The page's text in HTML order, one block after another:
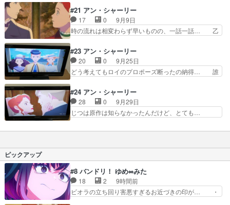
陰流の男」第41話「その… 自分のルーツを辿る
って大切なことなんだな… 白馬のギルバートでえ
えやんけチャリカスは…
もう涙ボロボロ・・。命の灯が消えゆ… ルビー
「思ってたより悪くないわ」ルビー回… この作品
は人の「死」をちゃんと描いてる。… ルビーちゃ
んとても元気な子だったのに難病… 小さい頃から
にあった生家訪問と両親の死… ダイアナのハム口
かわいい今回は口角に特徴… マシュウの時もそう
でしたが、やっぱり“死…
#21 アン・シャーリー
17 0
9月9日
時の流れは相変わらず早いものの、一話一話… 乙
場のイケメン王子キャラ ギルバートに… 今回は
絵が綺麗で動きも良かったと思ったら… 一張羅感
というかホイホイ服が買える時代で… ロイヤルガ
ードナーってスゴい名前次週予告… ジョナス牧師
う時がやって来た理想とは違… お前全然吹っ切れ
てねーじゃねーか、クリス… ダイアナは出なかっ
たけど来週にいっぱい出…
#23 アン・シャーリー
20 0
9月25日
どう考えてもロイのプロポーズ断ったの納得… 誰
も留学してたからテスト前の追い込みの… せっか
く姑とも上手くいきそうだったのに。… 生きるこ
との意味を考えることも生きること… ロイヤルさ
んは優しいけど魅力的な人ではな… レドモンド大
#24 アン・シャーリー
28 0
9月29日
じつは原作は知らなかったんだけど、とても…
やー始まる前はなんか色々言われたしゴタ… なん
ナには子供が出来て可愛らしい。ギル… 本当に貴
も原作を読まないだろう自分にと… 綺麗に物語を
締めくくりましたね素敵な物語… 「ナイチンゲー
ル」的な実話の人物なのかな… ながら見にしてい
たので雑感名作劇場みたい…
ピックアップ
#8 バンドリ！ ゆめ∞みた
18 2
9時間前
ビオラの立ち回り害悪すぎるお近づきの印が… ・